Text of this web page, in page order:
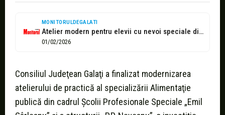
MONITORULDEGALATI
Atelier modern pentru elevii cu nevoi speciale din Galaţi: investiţii pentru şanse...
01/02/2026
Consiliul Judeţean Galaţi a finalizat modernizarea
atelierului de practică al specializării Alimentaţie
publică din cadrul Şcolii Profesionale Speciale „Emil